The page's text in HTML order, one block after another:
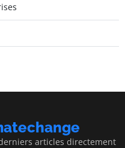
articles directement